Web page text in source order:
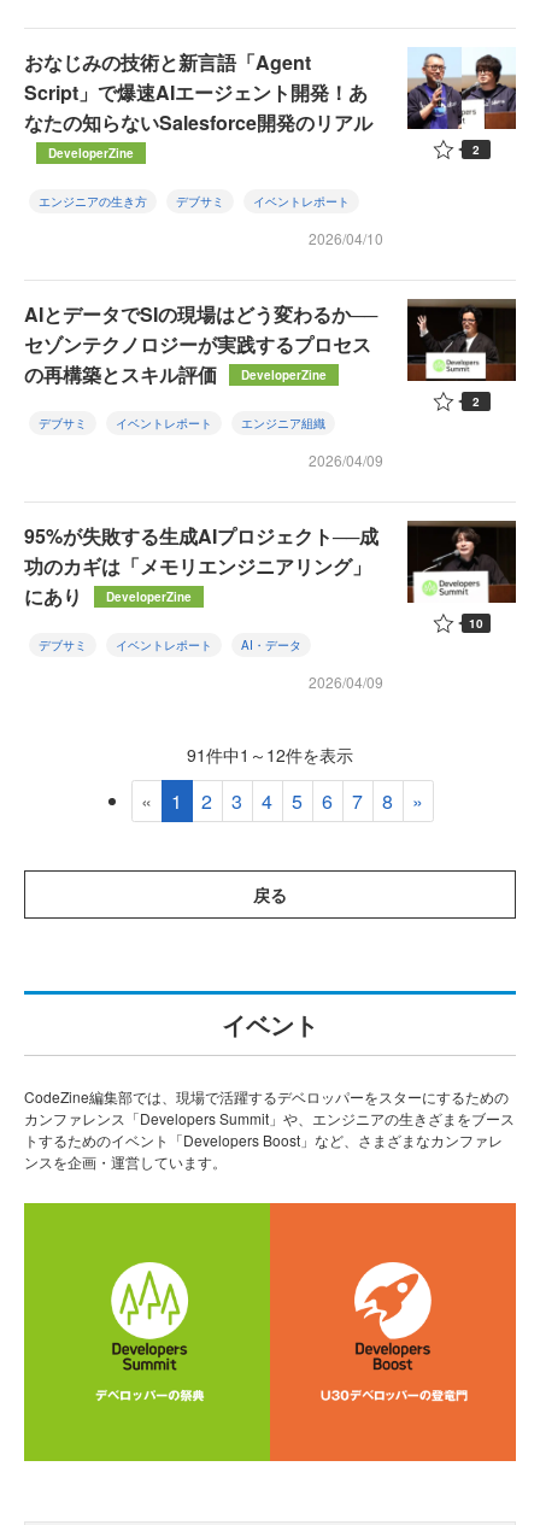
おなじみの技術と新言語「Agent
Script」で爆速AIエージェント開発！あ
なたの知らないSalesforce開発のリアル
DeveloperZine
エンジニアの生き方 デブサミ イベントレポート
2026/04/10
2
AIとデータでSIの現場はどう変わるか──
セゾンテクノロジーが実践するプロセス
の再構築とスキル評価
DeveloperZine
デブサミ イベントレポート エンジニア組織
2026/04/09
2
95%が失敗する生成AIプロジェクト──成
功のカギは「メモリエンジニアリング」
にあり
DeveloperZine
デブサミ イベントレポート AI・データ
2026/04/09
10
91件中1～12件を表示
« 1 2 3 4 5 6 7 8 »
戻る
イベント
CodeZine編集部では、現場で活躍するデベロッパーをスターにするための
カンファレンス「Developers Summit」や、エンジニアの生きざまをブース
トするためのイベント「Developers Boost」など、さまざまなカンファレ
ンスを企画・運営しています。